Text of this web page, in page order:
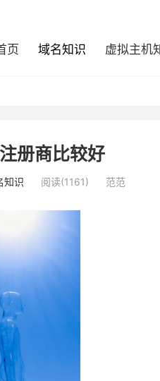
页 域名知识 虚拟主机
册商比较好
知识 阅读(1161) 范范